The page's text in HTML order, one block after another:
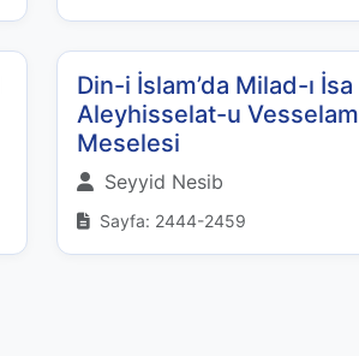
Din-i İslam’da Milad-ı İsa
Aleyhisselat-u Vesselam
Meselesi
Seyyid Nesib
Sayfa: 2444-2459